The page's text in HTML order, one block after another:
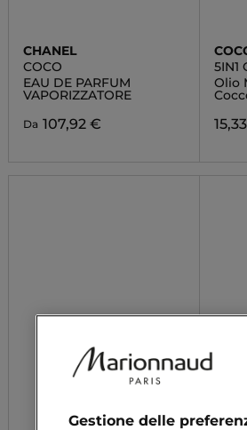
CHANEL
COCO
EAU DE PARFUM
VAPORIZZATORE
Da 107,92 €
5IN1
Olio
Gestione delle